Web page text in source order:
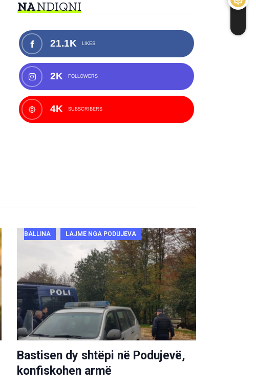
NANDIQNI
21.1K LIKES
2K FOLLOWERS
4K SUBSCRIBERS
BALLINA LAJME NGA PODUJEVA
Bastisen dy shtëpi në Podujevë,
konfiskohen armë